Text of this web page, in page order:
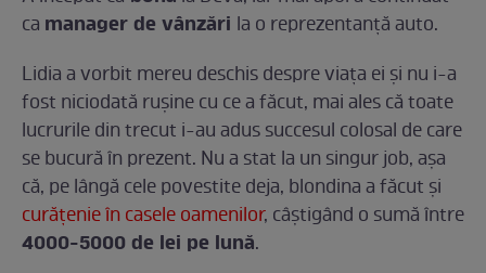
ca manager de vânzări la o reprezentanţă auto.
Lidia a vorbit mereu deschis despre viaţa ei şi nu i-a
fost niciodată ruşine cu ce a făcut, mai ales că toate
lucrurile din trecut i-au adus succesul colosal de care
se bucură în prezent. Nu a stat la un singur job, aşa
că, pe lângă cele povestite deja, blondina a făcut şi
curăţenie în casele oamenilor, câştigând o sumă între
4000-5000 de lei pe lună.